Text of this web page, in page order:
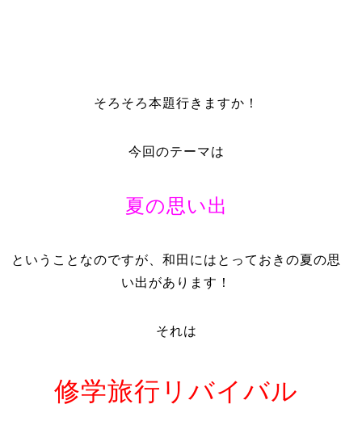
そろそろ本題行きますか！
今回のテーマは
夏の思い出
ということなのですが、和田にはとっておきの夏の思
い出があります！
それは
修学旅行リバイバル